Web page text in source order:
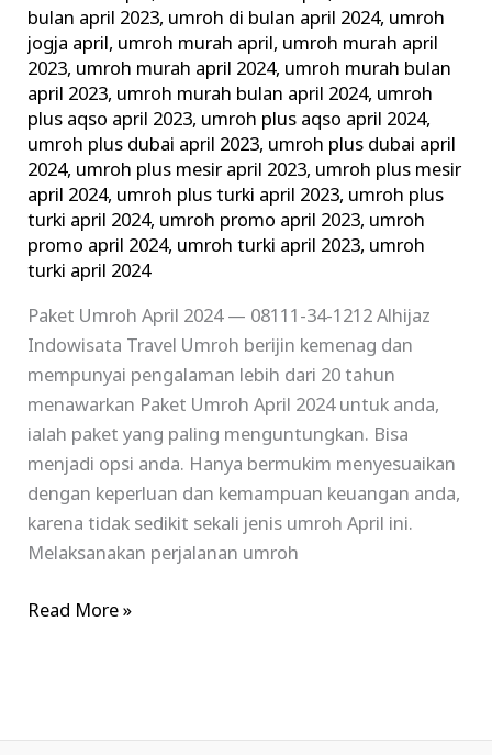
bulan april 2023, umroh di bulan april 2024, umroh
jogja april, umroh murah april, umroh murah april
2023, umroh murah april 2024, umroh murah bulan
april 2023, umroh murah bulan april 2024, umroh
plus aqso april 2023, umroh plus aqso april 2024,
umroh plus dubai april 2023, umroh plus dubai april
2024, umroh plus mesir april 2023, umroh plus mesir
april 2024, umroh plus turki april 2023, umroh plus
turki april 2024, umroh promo april 2023, umroh
promo april 2024, umroh turki april 2023, umroh
turki april 2024
Paket Umroh April 2024 — 08111-34-1212 Alhijaz
Indowisata Travel Umroh berijin kemenag dan
mempunyai pengalaman lebih dari 20 tahun
menawarkan Paket Umroh April 2024 untuk anda,
ialah paket yang paling menguntungkan. Bisa
menjadi opsi anda. Hanya bermukim menyesuaikan
dengan keperluan dan kemampuan keuangan anda,
karena tidak sedikit sekali jenis umroh April ini.
Melaksanakan perjalanan umroh
Read More »